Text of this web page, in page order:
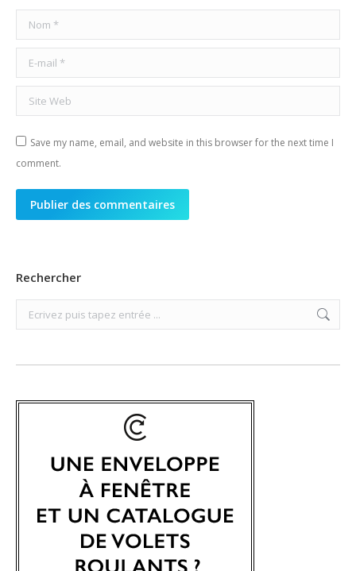
Nom *
E-mail *
Site Web
Save my name, email, and website in this browser for the next time I
comment.
Publier des commentaires
Rechercher
Search: